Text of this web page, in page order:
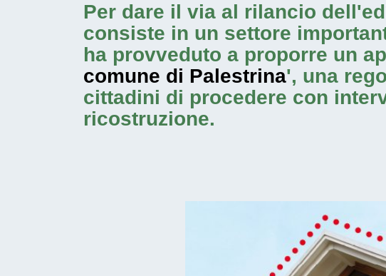
Per dare il via al rilancio
consiste in un settore
ha provveduto a proporre un
comune di Palestrina', una
cittadini di procedere con
ricostruzione.